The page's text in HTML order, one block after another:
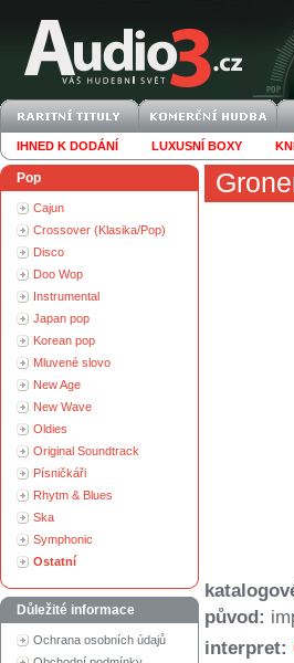
IHNED K DODÁNÍ LUXUSNÍ BOXY
Pop
Cajun
Crossover (Klasika/Pop)
Disco
Doo Wop
Instrumental
Japan pop
Korean pop
Mluvené slovo
New Age
New Wave
Oldies
Original Soundtrack
Písničkáři
Rhytm & Blues
Ska
Symphonic
Ostatní
Důležité informace
Ochrana osobních údajů
původ:
interpret: